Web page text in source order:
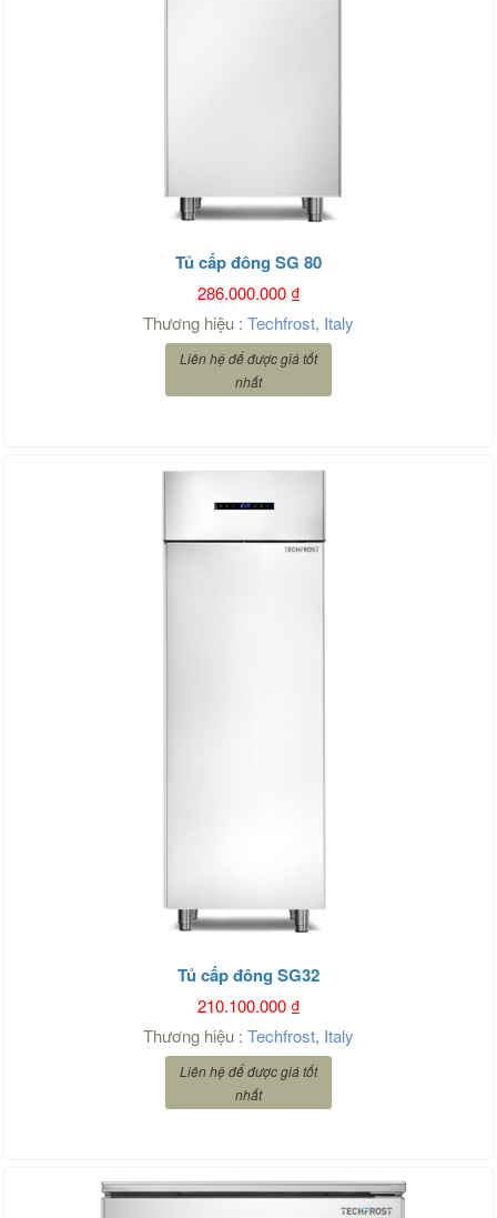
Tủ cấp đông SG 80
286.000.000₫
Thương hiệu : Techfrost, Italy
Liên hệ để được giá tốt
nhất
Tủ cấp đông SG32
210.100.000₫
Thương hiệu : Techfrost, Italy
Liên hệ để được giá tốt
nhất